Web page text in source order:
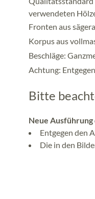
verwendeten
Fronten aus
Korpus aus
Beschläge:
Achtung:
Bitte
Neue
Entgegen den
Die in den